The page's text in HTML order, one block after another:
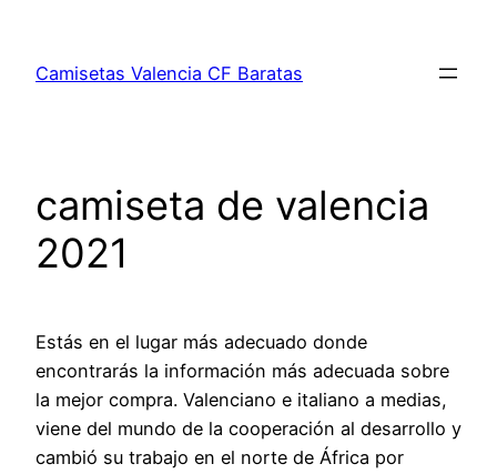
contenido
Camisetas Valencia CF Baratas
camiseta de valencia
2021
Estás en el lugar más adecuado donde
encontrarás la información más adecuada sobre
la mejor compra. Valenciano e italiano a medias,
viene del mundo de la cooperación al desarrollo y
cambió su trabajo en el norte de África por